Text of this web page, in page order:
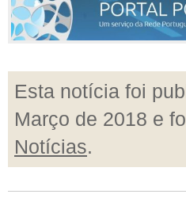
Esta notícia foi
Março de 2018 e
Notícias.